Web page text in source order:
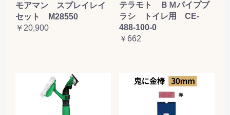
モアマン スプレイレイ
セット M28550
￥20,900
テラモト ＢＭパイプブ
ラシ トイレ用 CE-
488-100-0
￥662